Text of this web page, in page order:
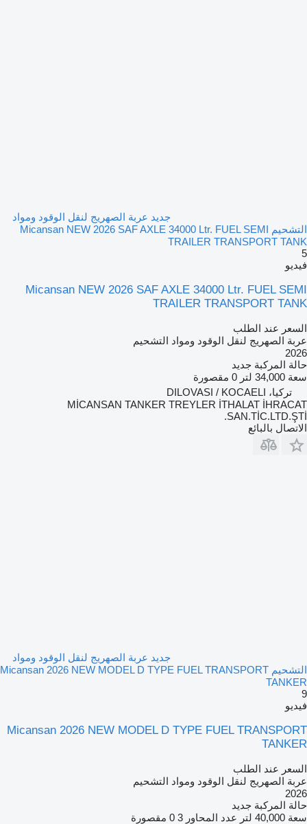
جديد عربة الصهريج لنقل الوقود ومواد
التشحيم Micansan NEW 2026 SAF AXLE 34000 Ltr. FUEL SEMI
TRAILER TRANSPORT TANK
5
فيديو
Micansan NEW 2026 SAF AXLE 34000 Ltr. FUEL SEMI
TRAILER TRANSPORT TANK
السعر عند الطلب
عربة الصهريج لنقل الوقود ومواد التشحيم
2026
حالة المركبة جديد
سعة 34,000 لتر
0 مقصورة
تركيا، DILOVASI / KOCAELI
MİCANSAN TANKER TREYLER İTHALAT İHRACAT
SAN.TİC.LTD.ŞTİ.
الاتصال بالبائع
جديد عربة الصهريج لنقل الوقود ومواد
التشحيم Micansan 2026 NEW MODEL D TYPE FUEL TRANSPORT
TANKER
9
فيديو
Micansan 2026 NEW MODEL D TYPE FUEL TRANSPORT
TANKER
السعر عند الطلب
عربة الصهريج لنقل الوقود ومواد التشحيم
2026
حالة المركبة جديد
سعة 40,000 لتر عدد المحاور 3 0 مقصورة